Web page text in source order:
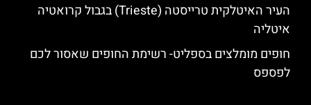
העיר האיטלקית טרייסטה (Trieste) בגבול קרואטיה
איטליה
חופים מומלצים בספליט- רשימת החופים שאסור לכם
לפספס